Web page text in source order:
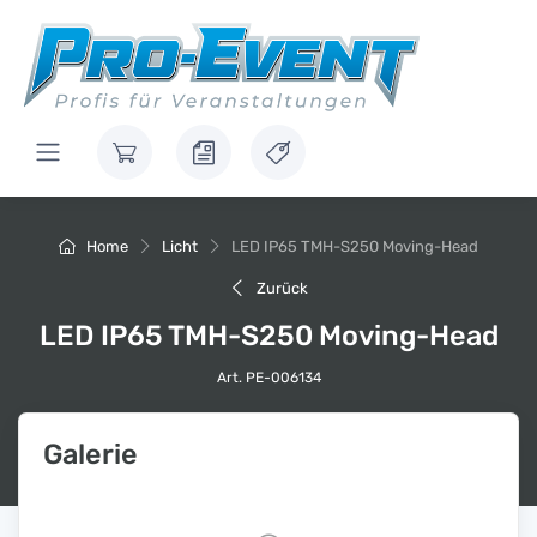
Home Licht LED IP65 TMH-S250 Moving-Head
Zurück
LED IP65 TMH-S250 Moving-Head
Art. PE-006134
Galerie